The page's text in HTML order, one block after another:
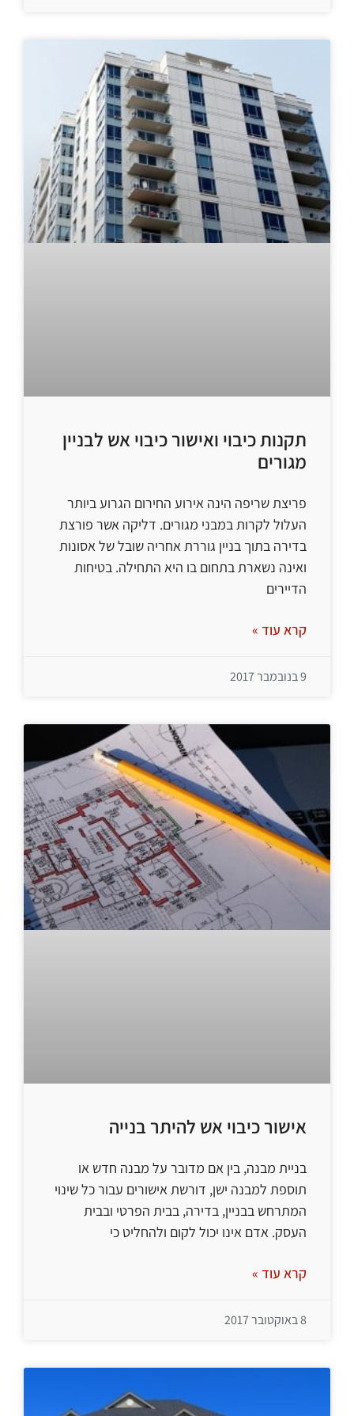
תקנות כיבוי ואישור כיבוי אש לבניין
מגורים
פריצת שריפה הינה אירוע החירום הגרוע ביותר
העלול לקרות במבני מגורים. דליקה אשר פורצת
בדירה בתוך בניין גוררת אחריה שובל של אסונות
ואינה נשארת בתחום בו היא התחילה. בטיחות
הדיירים
קרא עוד »
9 בנובמבר 2017
אישור כיבוי אש להיתר בנייה
בניית מבנה, בין אם מדובר על מבנה חדש או
תוספת למבנה ישן, דורשת אישורים עבור כל שינוי
המתרחש בבניין, בדירה, בבית הפרטי ובבית
העסק. אדם אינו יכול לקום ולהחליט כי
קרא עוד »
8 באוקטובר 2017